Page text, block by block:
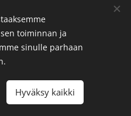
toiminnan ja
sinulle parhaan
Hyväksy kaikki